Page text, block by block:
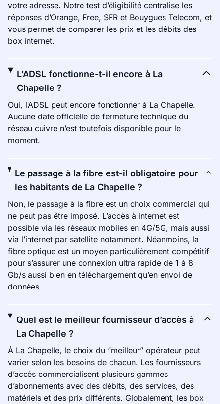
votre adresse. Notre test d’éligibilité centralise les
réponses d’Orange, Free, SFR et Bouygues Telecom, et
vous permet de comparer les prix et les débits des
box internet.
L’ADSL fonctionne-t-il encore à La
Chapelle ?
Oui, l’ADSL peut encore fonctionner à La Chapelle.
Aucune date officielle de fermeture technique du
réseau cuivre n’est toutefois disponible pour le
moment.
Le passage à la fibre est-il obligatoire pour
les habitants de La Chapelle ?
Non, le passage à la fibre est un choix commercial qui
ne peut pas être imposé. L’accès à internet est
possible via les réseaux mobiles en 4G/5G, mais aussi
via l’internet par satellite notamment. Néanmoins, la
fibre optique est un moyen particulièrement compétitif
pour s’assurer une connexion ultra rapide de 1 à 8
Gb/s aussi bien en téléchargement qu’en envoi de
données.
Quel est le meilleur fournisseur d’accès à
La Chapelle ?
À La Chapelle, le choix du “meilleur” opérateur peut
varier selon les besoins de chacun. Les fournisseurs
d’accès commercialisent plusieurs gammes
d’abonnements avec des débits, des services, des
matériels et des prix différents. Globalement, les box